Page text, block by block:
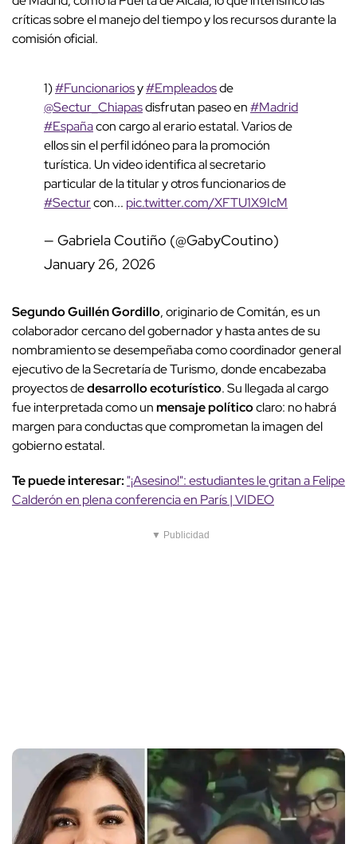
críticas sobre el manejo del tiempo y los recursos durante la
comisión oficial.
1)#Funcionariosy#Empleadosde
@Sectur_Chiapasdisfrutan paseo en#Madrid
#Españacon cargo al erario estatal. Varios de
ellos sin el perfil idóneo para la promoción
turística. Un video identifica al secretario
particular de la titular y otros funcionarios de
#Secturcon... pic.twitter.com/XFTU1X9IcM
— Gabriela Coutiño (@GabyCoutino)
January 26, 2026
Segundo Guillén Gordillo, originario de Comitán, es un
colaborador cercano del gobernador y hasta antes de su
nombramiento se desempeñaba como coordinador general
ejecutivo de la Secretaría de Turismo, donde encabezaba
proyectos dedesarrollo ecoturístico. Su llegada al cargo
fue interpretada como unmensaje políticoclaro: no habrá
margen para conductas que comprometan la imagen del
gobierno estatal.
Te puede interesar: "¡Asesino!": estudiantes le gritan a Felipe
Calderón en plena conferencia en París | VIDEO
▼ Publicidad